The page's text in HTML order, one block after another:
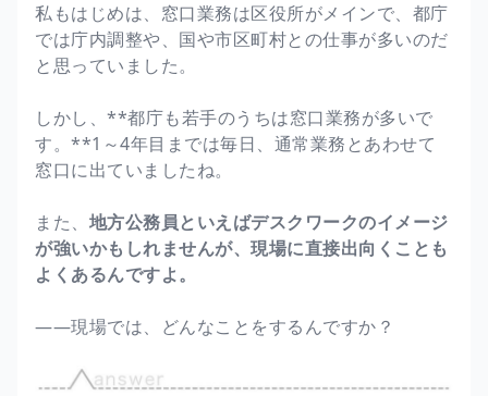
私もはじめは、窓口業務は区役所がメインで、都庁
では庁内調整や、国や市区町村との仕事が多いのだ
と思っていました。
しかし、**都庁も若手のうちは窓口業務が多いで
す。**1～4年目までは毎日、通常業務とあわせて
窓口に出ていましたね。
また、 地方公務員といえばデスクワークのイメージ
が強いかもしれませんが、現場に直接出向くことも
よくあるんですよ。
――現場では、どんなことをするんですか？